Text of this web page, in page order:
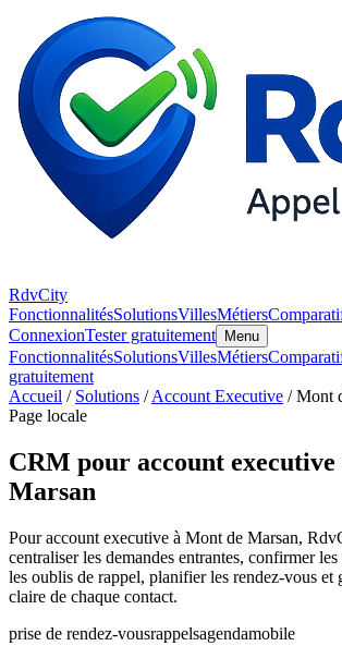
RdvCity
FonctionnalitésSolutionsVillesMétiers
ConnexionTester gratuitement Menu
FonctionnalitésSolutionsVillesMétiers
gratuitement
Accueil / Solutions /Account Executive / Mont
Page locale
CRM pour account
Marsan
Pour account executive à Mont de Marsan,
centraliser les demandes entrantes, confirmer
les oublis de rappel, planifier les rendez-vous et
claire de chaque contact.
prise de rendez-vousrappelsagendamobile